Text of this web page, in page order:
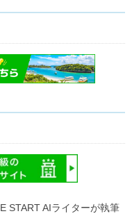
START AIライターが執筆